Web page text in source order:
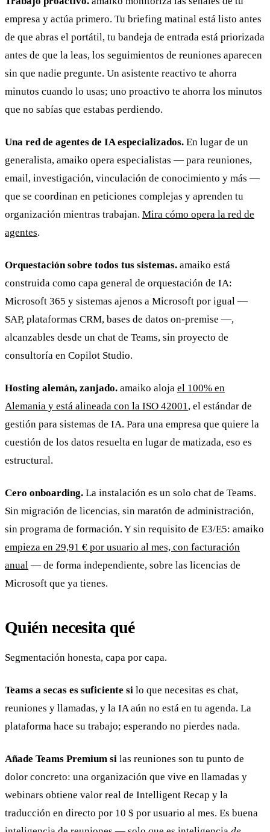
empresa y actúa primero. Tu briefing matinal está listo antes
de que abras el portátil, tu bandeja de entrada está priorizada
antes de que la leas, los seguimientos de reuniones aparecen
sin que nadie pregunte. Un asistente reactivo te ahorra
minutos cuando lo usas; uno proactivo te ahorra los minutos
que no sabías que estabas perdiendo.
Una red de agentes de IA especializados. En lugar de un
generalista, amaiko opera especialistas — para reuniones,
email, investigación, vinculación de conocimiento y más —
que se coordinan en peticiones complejas y aprenden tu
organización mientras trabajan. Mira cómo opera la red de
agentes.
Orquestación sobre todos tus sistemas. amaiko está
construida como capa general de orquestación de IA:
Microsoft 365 y sistemas ajenos a Microsoft por igual —
SAP, plataformas CRM, bases de datos on-premise —,
alcanzables desde un chat de Teams, sin proyecto de
consultoría en Copilot Studio.
Hosting alemán, zanjado. amaiko aloja el 100% en
Alemania y está alineada con la ISO 42001 , el estándar de
gestión para sistemas de IA. Para una empresa que quiere la
cuestión de los datos resuelta en lugar de matizada, eso es
estructural.
Cero onboarding. La instalación es un solo chat de Teams.
Sin migración de licencias, sin maratón de administración,
sin programa de formación. Y sin requisito de E3/E5: amaiko
empieza en 29,91 € por usuario al mes, con facturación
anual — de forma independiente, sobre las licencias de
Microsoft que ya tienes.
Quién necesita qué
Segmentación honesta, capa por capa.
Teams a secas es suficiente si lo que necesitas es chat,
reuniones y llamadas, y la IA aún no está en tu agenda. La
plataforma hace su trabajo; esperando no pierdes nada.
Añade Teams Premium si las reuniones son tu punto de
dolor concreto: una organización que vive en llamadas y
webinars obtiene valor real de Intelligent Recap y la
traducción en directo por 10 $ por usuario al mes. Es buena